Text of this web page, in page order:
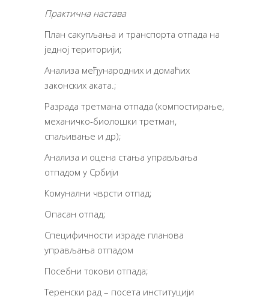
Практична настава
План сакупљања и транспорта отпада на
једној територији;
Анализа међународних и домаћих
законских аката.;
Разрада третмана отпада (компостирање,
механичко-биолошки третман,
спаљивање и др);
Анализа и оцена стања управљања
отпадом у Србији
Комунални чврсти отпад;
Опасан отпад;
Специфичности израде планова
управљања отпадом
Посебни токови отпада;
Теренски рад – посета институцији